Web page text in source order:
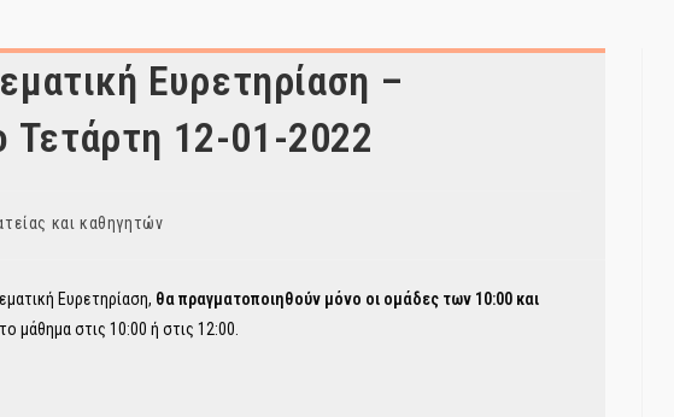
Ευρετηρίαση –
Τετάρτη 12-01-2022
και καθηγητών
Ευρετηρίαση, θα πραγματοποιηθούν μόνο οι ομάδες των 10:00 και
μάθημα στις 10:00 ή στις 12:00.